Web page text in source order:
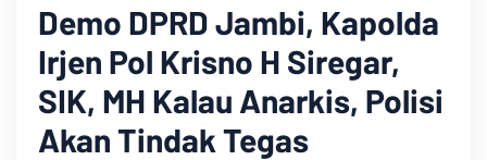
Demo DPRD Jambi, Kapolda
Irjen Pol Krisno H Siregar,
SIK, MH Kalau Anarkis, Polisi
Akan Tindak Tegas